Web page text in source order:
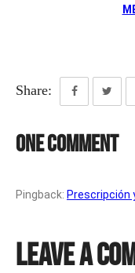
Share:
One Comment
Pingback: Prescripción
Leave a